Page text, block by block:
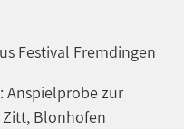
Festival Fremdingen
Anspielprobe zur
Zitt, Blonhofen